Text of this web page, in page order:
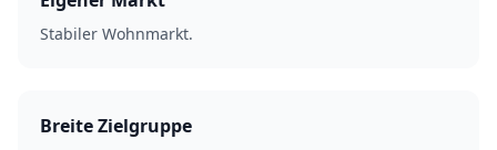
Stabiler Wohnmarkt.
Breite Zielgruppe